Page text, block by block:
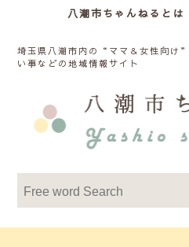
八潮市ちゃんねるとは
埼玉県八潮市内の“ママ＆女性向け
い事などの地域情報サイト